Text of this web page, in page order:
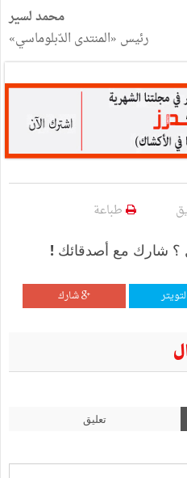
محمد لسير
رئيس «المنتدى الدّبلوماسي»
طباعة
؟ شارك مع أصدقائك !
شارك
تعليق